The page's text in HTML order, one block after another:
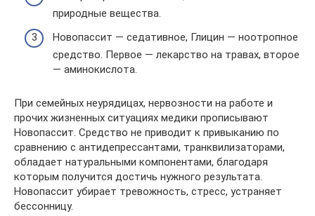
природные вещества.
Новопассит — седативное, Глицин — ноотропное
средство. Первое — лекарство на травах, второе
— аминокислота.
При семейных неурядицах, нервозности на работе и
прочих жизненных ситуациях медики прописывают
Новопассит. Средство не приводит к привыканию по
сравнению с антидепрессантами, транквилизаторами,
обладает натуральными компонентами, благодаря
которым получится достичь нужного результата.
Новопассит убирает тревожность, стресс, устраняет
бессонницу.